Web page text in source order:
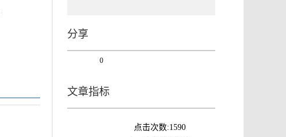
分享
0
文章指标
点击次数:1590